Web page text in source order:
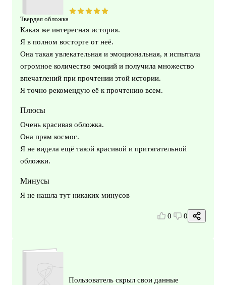
Твердая обложка
Какая же интересная история.
Я в полном восторге от неё.
Она такая увлекательная и эмоциональная, я испытала
огромное количество эмоций и получила множество
впечатлений при прочтении этой истории.
Я точно рекомендую её к прочтению всем.
Плюсы
Очень красивая обложка.
Она прям космос.
Я не видела ещё такой красивой и притягательной
обложки.
Минусы
Я не нашла тут никаких минусов
0 0
Пользователь скрыл свои данные